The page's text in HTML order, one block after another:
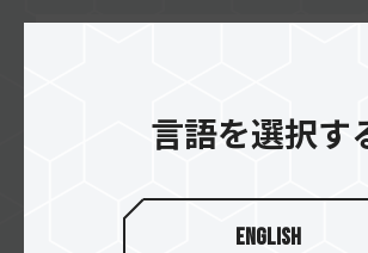
言語を選択す
English